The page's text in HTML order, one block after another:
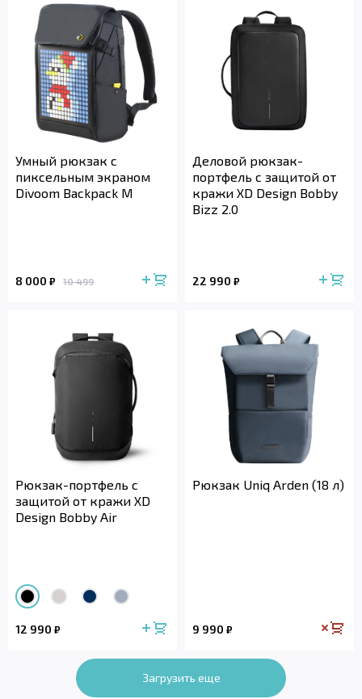
Умный рюкзак с
пиксельным экраном
Divoom Backpack M
8 000 ₽ 10 499
Деловой рюкзак-
портфель с защитой от
кражи XD Design Bobby
Bizz 2.0
22 990 ₽
Рюкзак-портфель с
защитой от кражи XD
Design Bobby Air
12 990 ₽
Рюкзак Uniq Arden (18 л)
9 990 ₽
Загрузить еще